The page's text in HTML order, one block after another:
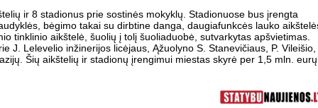
ir 8 stadionus prie sostinės mokyklų. Stadionuose bus įrengta
bėgimo takai su dirbtine danga, daugiafunkcės lauko
tinklinio aikštelė, šuolių į tolį šuoliaduobė, sutvarkytas apšvietimas.
J. Lelevelio inžinerijos licėjaus, Ąžuolyno S. Stanevičiaus, P. Vileišio,
Šių aikštelių ir stadionų įrengimui miestas skyrė per 1,5 mln.